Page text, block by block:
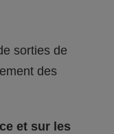
sorties de
des
et sur les